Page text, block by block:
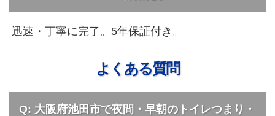
迅速・丁寧に完了。5年保証付き。
よくある質問
Q: 大阪府池田市で夜間・早朝のトイレつまり・